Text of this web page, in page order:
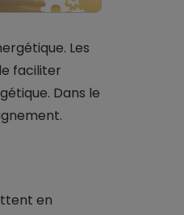
Les
faciliter
Dans le
en